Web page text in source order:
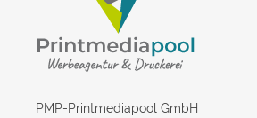
PMP-Printmediapool GmbH